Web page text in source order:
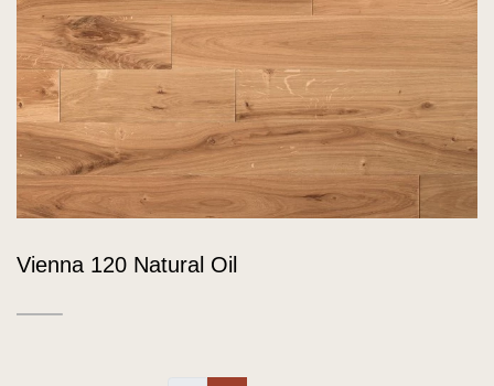
Vienna 120 Natural Oil